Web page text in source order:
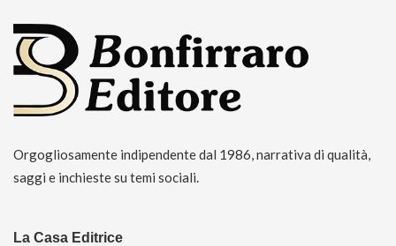
Orgogliosamente indipendente dal 1986, narrativa di qualità,
saggi e inchieste su temi sociali.
La Casa Editrice